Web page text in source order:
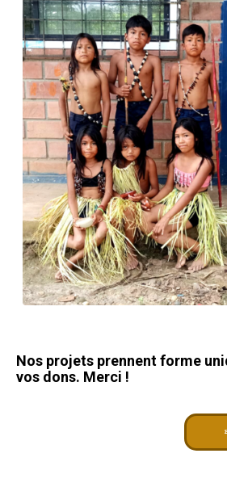
Nos projets prennent forme
vos dons. Merci !